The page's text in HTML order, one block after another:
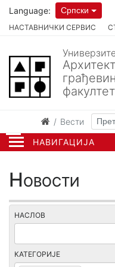
НАВИГАЦИЈА
НАСТАВНИЧКИ СЕРВИС
Language: Српски
факултет
Вести
Новости
НАСЛОВ
КАТЕГОРИЈЕ